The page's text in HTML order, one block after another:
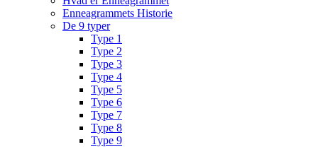
Enneagrammets Historie
De 9 typer
Type 1
Type 2
Type 3
Type 4
Type 5
Type 6
Type 7
Type 8
Type 9